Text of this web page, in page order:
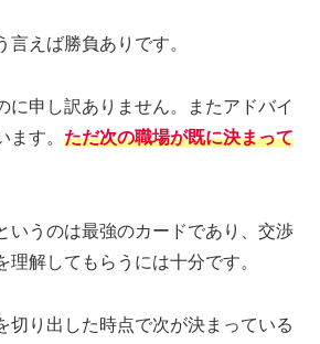
言えば勝負ありです。
に申し訳ありません。またアドバイ
ます。 ただ次の職場が既に決まって
いうのは最強のカードであり、交渉
理解してもらうには十分です。
切り出した時点で次が決まっている